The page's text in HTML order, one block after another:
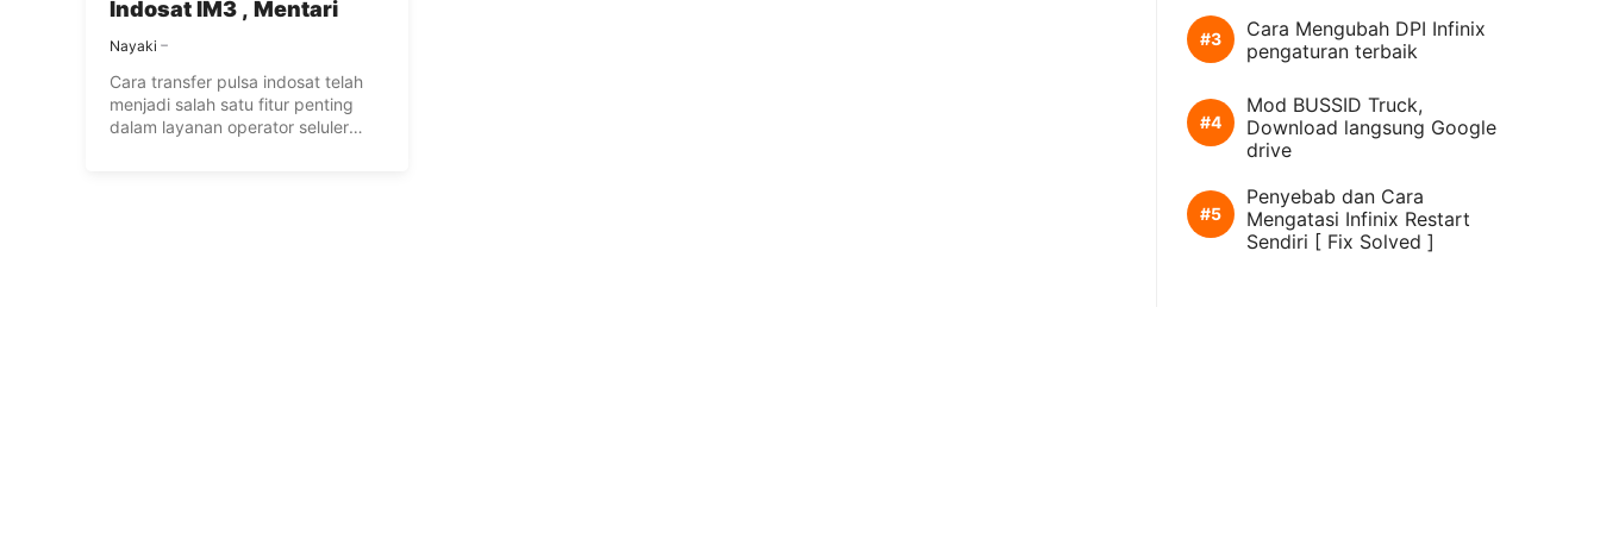
Indosat IM3 , Mentari
Nayaki
Cara transfer pulsa indosat telah
menjadi salah satu fitur penting
dalam layanan operator seluler
Cara Mengubah DPI Infinix
pengaturan terbaik
Mod BUSSID Truck,
Download langsung Google
drive
Penyebab dan Cara
Mengatasi Infinix Restart
Sendiri [ Fix Solved ]